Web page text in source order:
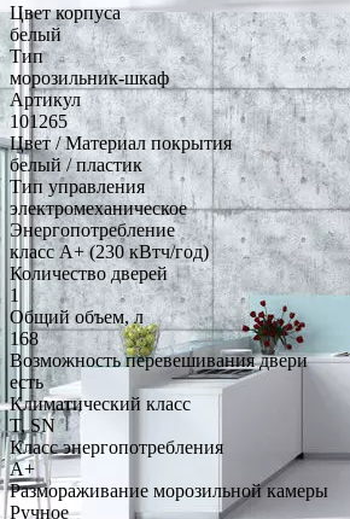
Цвет корпуса
белый
Тип
морозильник-шкаф
Артикул
101265
Цвет / Материал покрытия
белый / пластик
Тип управления
электромеханическое
Энергопотребление
класс A+ (230 кВтч/год)
Количество дверей
1
Общий объем, л
168
Возможность перевешивания двери
есть
Климатический класс
T, SN
Класс энергопотребления
A+
Размораживание морозильной камеры
Ручное